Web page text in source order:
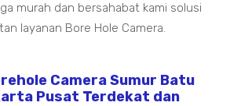
murah dan bersahabat kami solusi
layanan Bore Hole Camera.
Camera Sumur Batu
Pusat Terdekat dan